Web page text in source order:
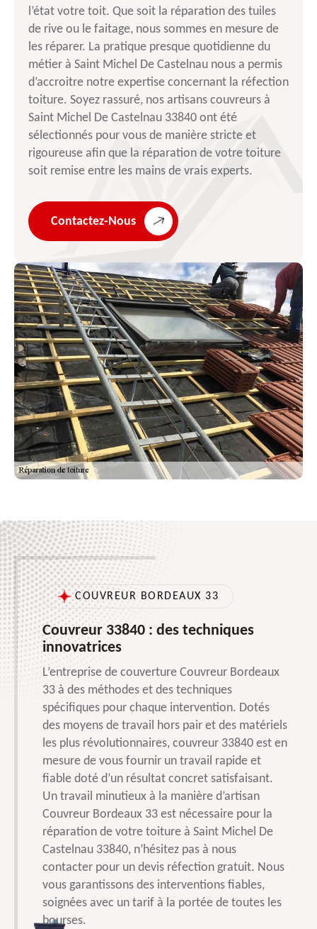
l’état votre toit. Que soit la réparation des tuiles
de rive ou le faitage, nous sommes en mesure de
les réparer. La pratique presque quotidienne du
métier à Saint Michel De Castelnau nous a permis
d’accroitre notre expertise concernant la réfection
toiture. Soyez rassuré, nos artisans couvreurs à
Saint Michel De Castelnau 33840 ont été
sélectionnés pour vous de manière stricte et
rigoureuse afin que la réparation de votre toiture
soit remise entre les mains de vrais experts.
Contactez-Nous
COUVREUR BORDEAUX 33
Couvreur 33840 : des techniques
innovatrices
L’entreprise de couverture Couvreur Bordeaux
33 à des méthodes et des techniques
spécifiques pour chaque intervention. Dotés
des moyens de travail hors pair et des matériels
les plus révolutionnaires, couvreur 33840 est en
mesure de vous fournir un travail rapide et
fiable doté d’un résultat concret satisfaisant.
Un travail minutieux à la manière d’artisan
Couvreur Bordeaux 33 est nécessaire pour la
réparation de votre toiture à Saint Michel De
Castelnau 33840, n’hésitez pas à nous
contacter pour un devis réfection gratuit. Nous
vous garantissons des interventions fiables,
soignées avec un tarif à la portée de toutes les
bourses.